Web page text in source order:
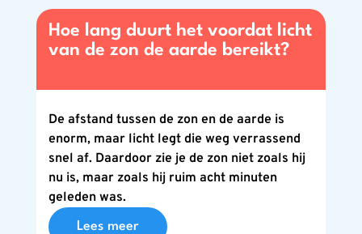
Hoe lang duurt het voordat licht
van de zon de aarde bereikt?
De afstand tussen de zon en de aarde is
enorm, maar licht legt die weg verrassend
snel af. Daardoor zie je de zon niet zoals hij
nu is, maar zoals hij ruim acht minuten
geleden was.
Lees meer